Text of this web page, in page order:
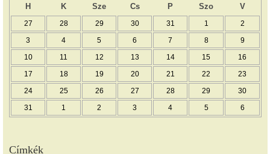
H K Sze Cs P Szo V
27 28 29 30 31 1 2
3 4 5 6 7 8 9
10 11 12 13 14 15 16
17 18 19 20 21 22 23
24 25 26 27 28 29 30
31 1 2 3 4 5 6
Címkék